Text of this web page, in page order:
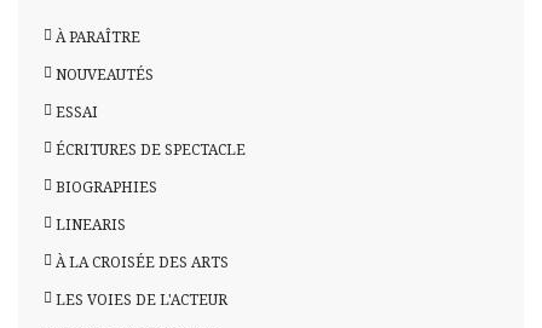
À PARAÎTRE
NOUVEAUTÉS
ESSAI
ÉCRITURES DE SPECTACLE
BIOGRAPHIES
LINEARIS
À LA CROISÉE DES ARTS
LES VOIES DE L'ACTEUR